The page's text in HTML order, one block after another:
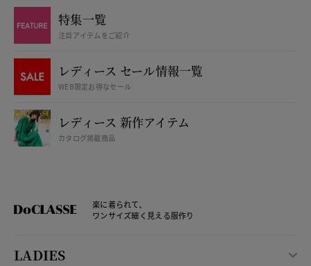
特集一覧
注目アイテムをご紹介
レディース セール情報一覧
WEB限定お得なセール
レディース 新作アイテム
カタログ掲載商品
楽に着られて、
ワンサイズ細く見える服作り
LADIES